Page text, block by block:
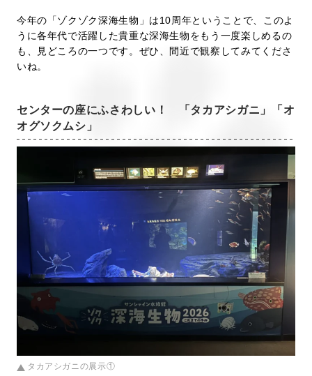
今年の「ゾクゾク深海生物」は10周年ということで、このよ
うに各年代で活躍した貴重な深海生物をもう一度楽しめるの
も、見どころの一つです。ぜひ、間近で観察してみてくださ
いね。
センターの座にふさわしい！ 「タカアシガニ」「オ
オグソクムシ」
タカアシガニの展示①